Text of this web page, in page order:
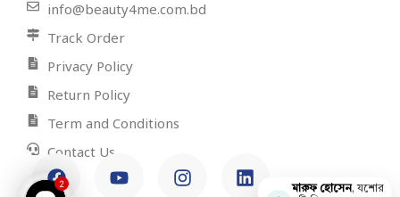
info@beauty4me.com.bd
Track Order
Privacy Policy
Return Policy
Term and Conditions
Contact Us
মারুফ হোসেন, যশোর
2